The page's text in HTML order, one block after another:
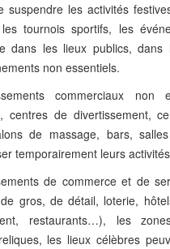
suspendre les activités
les tournois sportifs, les
dans les lieux publics,
non essentiels.
commerciaux non
centres de divertissement,
de massage, bars,
temporairement leurs
de commerce et de
gros, de détail, loterie,
restaurants…), les
les lieux célèbres